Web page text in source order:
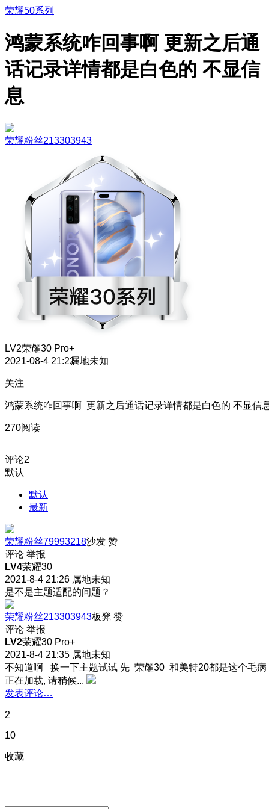
荣耀50系列
鸿蒙系统咋回事啊 更新之后通
话记录详情都是白色的 不显信
息
荣耀粉丝213303943
LV2荣耀30 Pro+
2021-08-4 21:22属地未知
关注
鸿蒙系统咋回事啊 更新之后通话记录详情都是白色的 不显信
270阅读
评论2
默认
默认
最新
荣耀粉丝79993218沙发 赞
评论 举报
LV4荣耀30
2021-8-4 21:26 属地未知
是不是主题适配的问题？
荣耀粉丝213303943板凳 赞
评论 举报
LV2荣耀30 Pro+
2021-8-4 21:35 属地未知
不知道啊 换一下主题试试 先 荣耀30 和美特20都是这个毛病
正在加载, 请稍候...
发表评论…
2
10
收藏